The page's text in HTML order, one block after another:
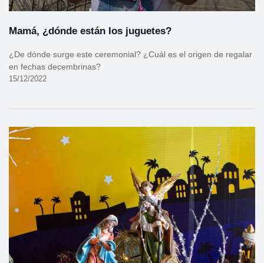
Mamá, ¿dónde están los juguetes?
¿De dónde surge este ceremonial? ¿Cuál es el origen de regalar
en fechas decembrinas?
15/12/2022